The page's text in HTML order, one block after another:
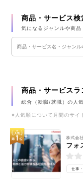
商品・サービス検
気になるジャンルや商
商品・サービスラ
総合（転職/就職）の人
※人気順について月間のサイ
株式会
フォ
仕事